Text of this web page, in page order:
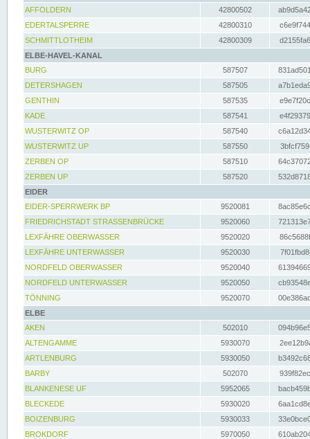
AFFOLDERN
42800502
EDERTALSPERRE
42800310
SCHMITTLOTHEIM
42800309
ELBE-HAVEL-KANAL
BURG
587507
DETERSHAGEN
587505
GENTHIN
587535
KADE
587541
WUSTERWITZ OP
587540
WUSTERWITZ UP
587550
ZERBEN OP
587510
ZERBEN UP
587520
EIDER
EIDER-SPERRWERK BP
9520081
FRIEDRICHSTADT STRASSENBRÜCKE
9520060
LEXFÄHRE OBERWASSER
9520020
LEXFÄHRE UNTERWASSER
9520030
NORDFELD OBERWASSER
9520040
NORDFELD UNTERWASSER
9520050
TÖNNING
9520070
ELBE
AKEN
502010
ALTENGAMME
5930070
ARTLENBURG
5930050
BARBY
502070
BLANKENESE UF
5952065
BLECKEDE
5930020
BOIZENBURG
5930033
BROKDORF
5970050